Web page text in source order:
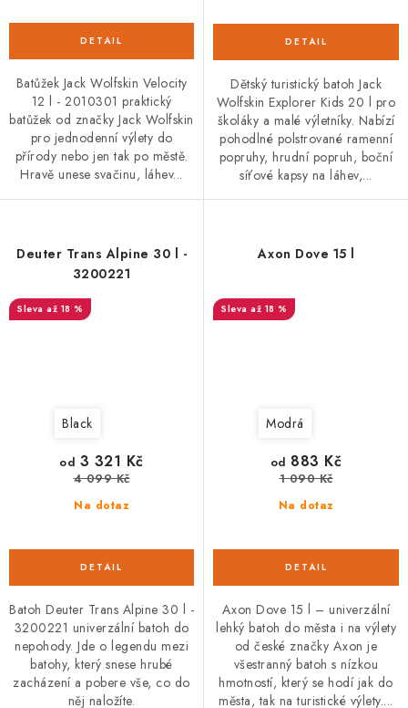
Batůžek Jack Wolfskin Velocity
12 l - 2010301 praktický
batůžek od značky Jack Wolfskin
pro jednodenní výlety do
přírody nebo jen tak po městě.
Hravě unese svačinu, láhev...
Dětský turistický batoh Jack
Wolfskin Explorer Kids 20 l pro
školáky a malé výletníky. Nabízí
pohodlné polstrované ramenní
popruhy, hrudní popruh, boční
síťové kapsy na láhev,...
Deuter Trans Alpine 30 l -
3200221
až 18 %
Black
Na dotaz
od 3 321 Kč
4 099 Kč
Batoh Deuter Trans Alpine 30 l -
3200221 univerzální batoh do
nepohody. Jde o legendu mezi
batohy, který snese hrubé
zacházení a pobere vše, co do
něj naložíte.
Axon Dove 15 l
až 18 %
Modrá
Na dotaz
od 883 Kč
1 090 Kč
Axon Dove 15 l – univerzální
lehký batoh do města i na výlety
od české značky Axon je
všestranný batoh s nízkou
hmotností, který se hodí jak do
města, tak na turistické výlety....